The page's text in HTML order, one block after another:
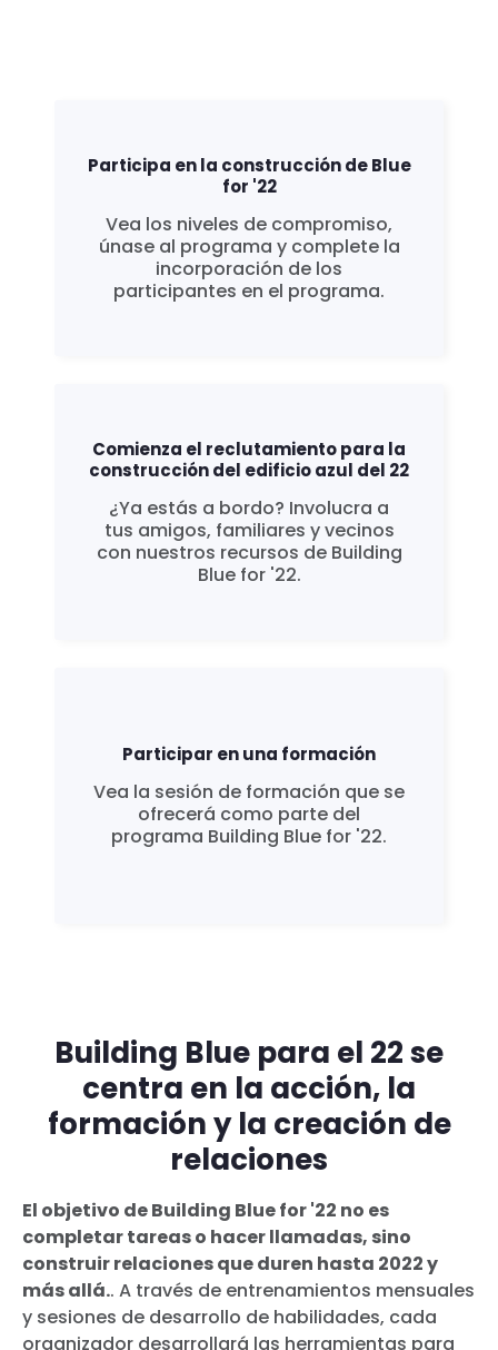
Participa en la construcción de Blue
for '22
Vea los niveles de compromiso,
únase al programa y complete la
incorporación de los
participantes en el programa.
Comienza el reclutamiento para la
construcción del edificio azul del 22
¿Ya estás a bordo? Involucra a
tus amigos, familiares y vecinos
con nuestros recursos de Building
Blue for '22.
Participar en una formación
Vea la sesión de formación que se
ofrecerá como parte del
programa Building Blue for '22.
Building Blue para el 22 se
centra en la acción, la
formación y la creación de
relaciones
El objetivo de Building Blue for '22 no es
completar tareas o hacer llamadas, sino
construir relaciones que duren hasta 2022 y
más allá.. A través de entrenamientos mensuales
y sesiones de desarrollo de habilidades, cada
organizador desarrollará las herramientas para